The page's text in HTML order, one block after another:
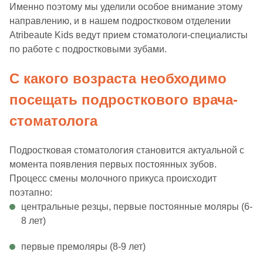
Именно поэтому мы уделили особое внимание этому
направлению, и в нашем подростковом отделении
Atribeaute Kids ведут прием стоматологи-специалисты
по работе с подростковыми зубами.
С какого возраста необходимо
посещать подросткового врача-
стоматолога
Подростковая стоматология становится актуальной с
момента появления первых постоянных зубов.
Процесс смены молочного прикуса происходит
поэтапно:
центральные резцы, первые постоянные моляры (6-
8 лет)
первые премоляры (8-9 лет)